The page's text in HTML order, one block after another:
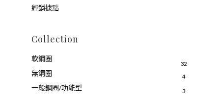
經銷據點
Collection
軟鋼圈
32
無鋼圈 4
一般鋼圈/功能型 3